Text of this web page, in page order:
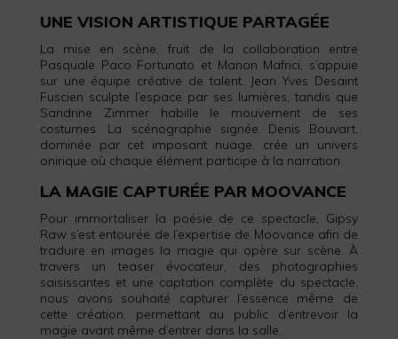
UNE VISION ARTISTIQUE PARTAGÉE
La mise en scène, fruit de la collaboration entre
Pasquale Paco Fortunato et Manon Mafrici, s’appuie
sur une équipe créative de talent. Jean Yves Desaint
Fuscien sculpte l’espace par ses lumières, tandis que
Sandrine Zimmer habille le mouvement de ses
costumes. La scénographie signée Denis Bouvart,
dominée par cet imposant nuage, crée un univers
onirique où chaque élément participe à la narration.
LA MAGIE CAPTURÉE PAR MOOVANCE
Pour immortaliser la poésie de ce spectacle, Gipsy
Raw s’est entourée de l’expertise de Moovance afin de
traduire en images la magie qui opère sur scène. À
travers un teaser évocateur, des photographies
saisissantes et une captation complète du spectacle,
nous avons souhaité capturer l’essence même de
cette création, permettant au public d’entrevoir la
magie avant même d’entrer dans la salle.